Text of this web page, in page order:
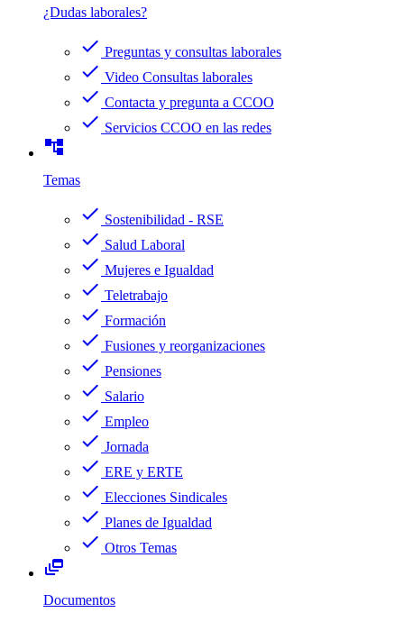
¿Dudas laborales?
check Preguntas y consultas laborales
check Video Consultas laborales
check Contacta y pregunta a CCOO
check Servicios CCOO en las redes
account_tree
Temas
check Sostenibilidad - RSE
check Salud Laboral
check Mujeres e Igualdad
check Teletrabajo
check Formación
check Fusiones y reorganizaciones
check Pensiones
check Salario
check Empleo
check Jornada
check ERE y ERTE
check Elecciones Sindicales
check Planes de Igualdad
check Otros Temas
dynamic_feed
Documentos